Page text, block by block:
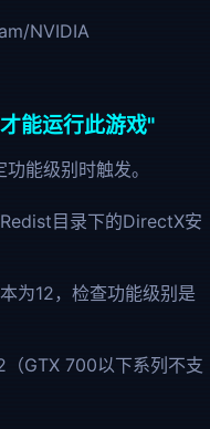
NVIDIA
能运行此游戏"
能级别时触发。
目录下的DirectX安
为12，检查功能级别是
GTX 700以下系列不支